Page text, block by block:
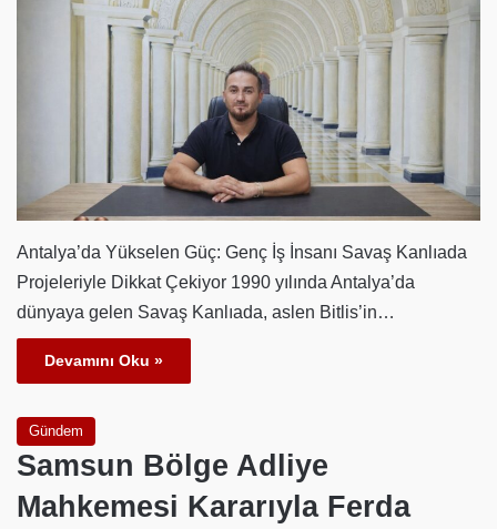
Antalya’da Yükselen Güç: Genç İş İnsanı Savaş Kanlıada
Projeleriyle Dikkat Çekiyor 1990 yılında Antalya’da
dünyaya gelen Savaş Kanlıada, aslen Bitlis’in…
Devamını Oku »
Gündem
Samsun Bölge Adliye
Mahkemesi Kararıyla Ferda